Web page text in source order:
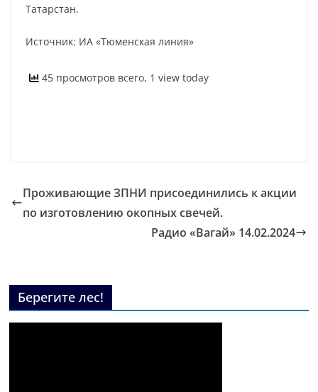
Татарстан.
Источник: ИА «Тюменская линия»
45 просмотров всего, 1 view today
Проживающие ЗПНИ присоединились к акции
по изготовлению окопных свечей.
Радио «Вагай» 14.02.2024
Берегите лес!